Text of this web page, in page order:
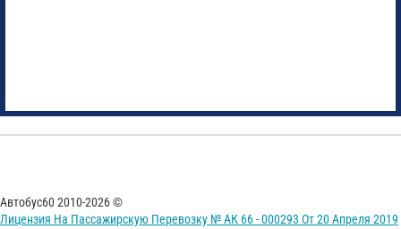
Автобус60 2010-2026 ©
Лицензия На Пассажирскую Перевозку № АК 66 - 000293 От 20 Апреля 2019